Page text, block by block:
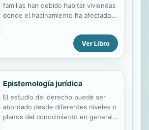
familias han debido habitar viviendas
donde el hacinamiento ha afectado
desplazadas a periferias carentes de
servicios y oportunidades, creando
bolsones de pobreza, resentimiento
Aravena plantea once casos de
diseño participativo, de los cuales se
destilan tanto soluciones a
problemas urbanos como claves para
reescribir las reglas de la vida en
Ver Libro
Epistemología jurídica
El estudio del derecho puede ser
abordado desde diferentes niveles o
planos del conocimiento en general.